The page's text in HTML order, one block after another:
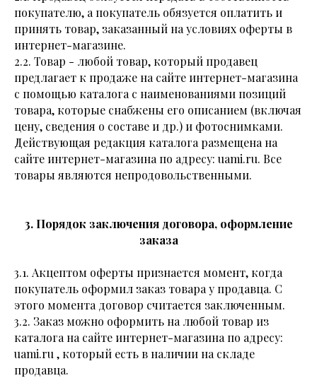
покупателю, а покупатель обязуется оплатить и
принять товар, заказанный на условиях оферты в
интернет-магазине.
2.2. Товар - любой товар, который продавец
предлагает к продаже на сайте интернет-магазина
с помощью каталога с наименованиями позиций
товара, которые снабжены его описанием (включая
цену, сведения о составе и др.) и фотоснимками.
Действующая редакция каталога размещена на
сайте интернет-магазина по адресу: uami.ru. Все
товары являются непродовольственными.
3. Порядок заключения договора, оформление
заказа
3.1. Акцептом оферты признается момент, когда
покупатель оформил заказ товара у продавца. С
этого момента договор считается заключенным.
3.2. Заказ можно оформить на любой товар из
каталога на сайте интернет-магазина по адресу:
uami.ru , который есть в наличии на складе
продавца.